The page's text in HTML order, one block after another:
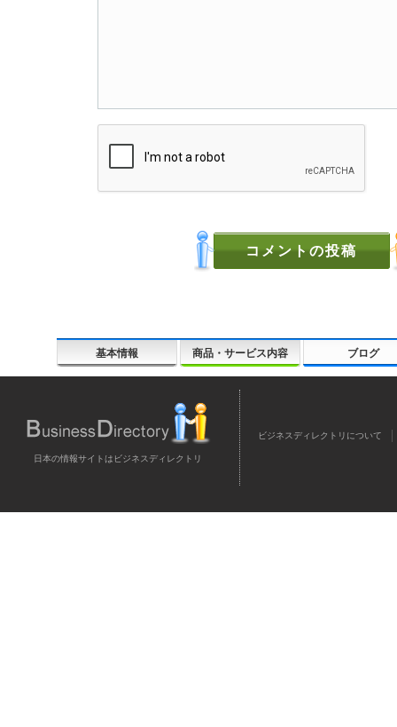
基本情報 商品・サービス内容 ブログ
日本の情報サイトはビジネスディレクトリ
ビジネスディレクトリについて